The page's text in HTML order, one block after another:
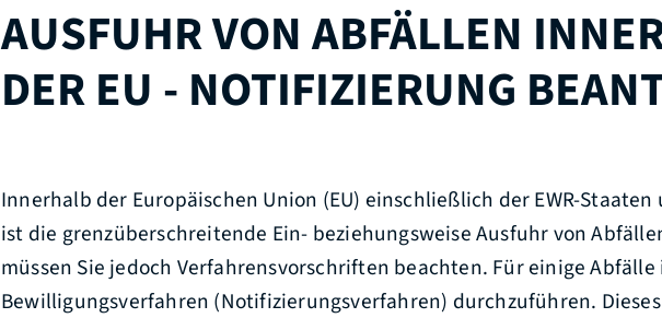
AUSFUHR VON ABFÄLLEN
DER EU - NOTIFIZIERUNG
Innerhalb der Europäischen Union (EU) einschließlich der EWR-Staaten
ist die grenzüberschreitende Ein- beziehungsweise Ausfuhr von
müssen Sie jedoch Verfahrensvorschriften beachten. Für einige Abfälle
Bewilligungsverfahren (Notifizierungsverfahren) durchzuführen.